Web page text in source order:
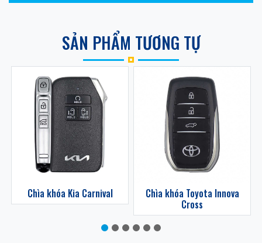
SẢN PHẨM TƯƠNG TỰ
Chìa khóa Kia Carnival Chìa khóa Toyota Innova
Cross